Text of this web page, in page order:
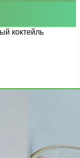
коктейль